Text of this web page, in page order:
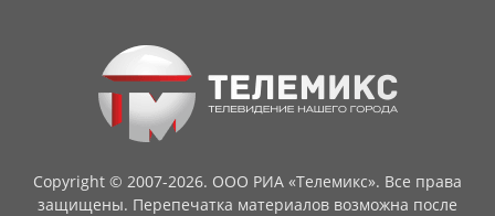
Copyright © 2007-2026. ООО РИА «Телемикс». Все права
защищены. Перепечатка материалов возможна после